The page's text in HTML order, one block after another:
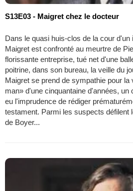
S13E03 - Maigret chez le docteur
Dans le quasi huis-clos de la cour d'un
Maigret est confronté au meurtre de
florissante entreprise, tué net d'une
poitrine, dans son bureau, la veille du
Maigret se prend de sympathie pour
man» d'une cinquantaine d'années,
eu l'imprudence de rédiger
testament. Parmi les suspects défilent
de Boyer...